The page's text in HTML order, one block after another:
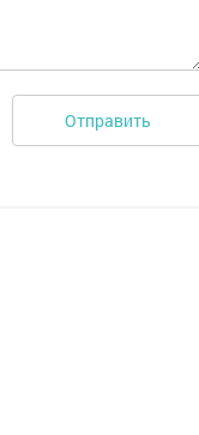
Отправить